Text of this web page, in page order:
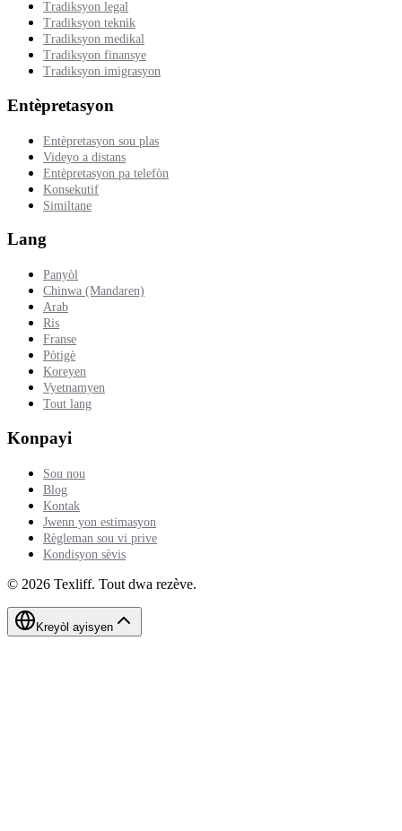
Tradiksyon legal
Tradiksyon teknik
Tradiksyon medikal
Tradiksyon finansye
Tradiksyon imigrasyon
Entèpretasyon
Entèpretasyon sou plas
Videyo a distans
Entèpretasyon pa telefòn
Konsekutif
Similtane
Lang
Panyòl
Chinwa (Mandaren)
Arab
Ris
Franse
Pòtigè
Koreyen
Vyetnamyen
Tout lang
Konpayi
Sou nou
Blog
Kontak
Jwenn yon estimasyon
Règleman sou vi prive
Kondisyon sèvis
© 2026 Texliff. Tout dwa rezève.
Kreyòl ayisyen